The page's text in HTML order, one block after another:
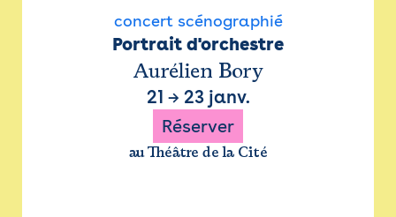
concert scénographié
Portrait d'orchestre
Aurélien Bory
21 → 23 janv.
Réserver
au Théâtre de la Cité